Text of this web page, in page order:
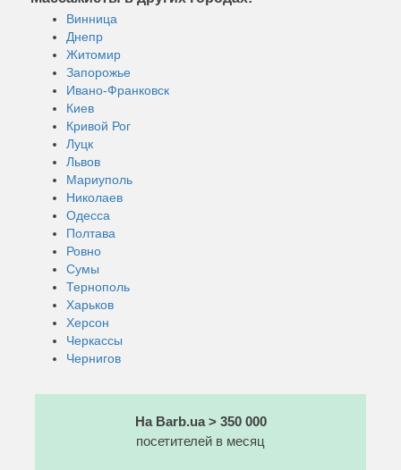
Винница
Днепр
Житомир
Запорожье
Ивано-Франковск
Киев
Кривой Рог
Луцк
Львов
Мариуполь
Николаев
Одесса
Полтава
Ровно
Сумы
Тернополь
Харьков
Херсон
Черкассы
Чернигов
На Barb.ua > 350 000
посетителей в месяц